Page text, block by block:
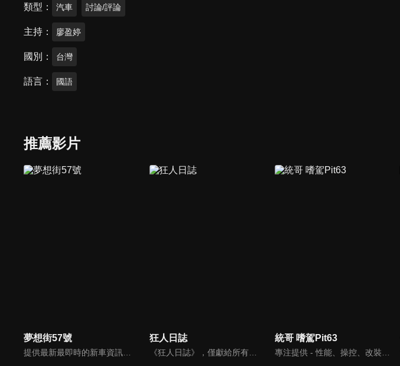
類型 汽車 討論/評論
主持 廖盈婷
國別 台灣
語言 國語
推薦影片
夢想街57號 狂人日誌
《狂人日誌》，僅獻給所有試著在這個數位化年代，惦記著、堅持著那份對純粹機械無止盡熱愛的熱血車狂們。
統哥 嗜駕Pit63